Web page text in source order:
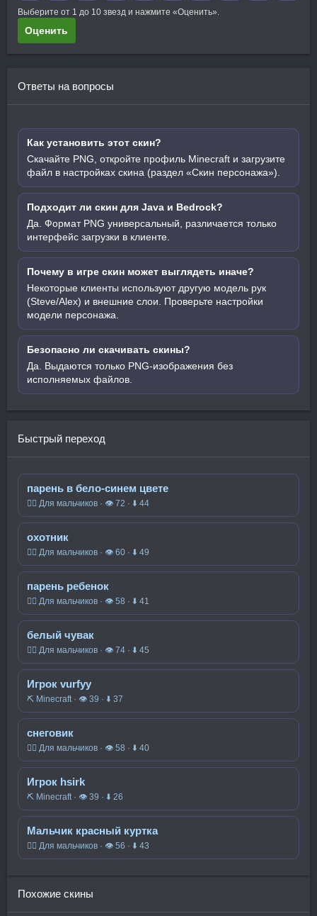
Выберите от 1 до 10 звезд и нажмите «Оценить».
Оценить
Ответы на вопросы
Как установить этот скин?
Скачайте PNG, откройте профиль Minecraft и загрузите
файл в настройках скина (раздел «Скин персонажа»).
Подходит ли скин для Java и Bedrock?
Да. Формат PNG универсальный, различается только
интерфейс загрузки в клиенте.
Почему в игре скин может выглядеть иначе?
Некоторые клиенты используют другую модель рук
(Steve/Alex) и внешние слои. Проверьте настройки
модели персонажа.
Безопасно ли скачивать скины?
Да. Выдаются только PNG-изображения без
исполняемых файлов.
Быстрый переход
парень в бело-синем цвете
🧍‍♂️ Для мальчиков · 👁 72 · ⬇ 44
охотник
🧍‍♂️ Для мальчиков · 👁 60 · ⬇ 49
парень ребенок
🧍‍♂️ Для мальчиков · 👁 58 · ⬇ 41
белый чувак
🧍‍♂️ Для мальчиков · 👁 74 · ⬇ 45
Игрок vurfyy
⛏️ Minecraft · 👁 39 · ⬇ 37
снеговик
🧍‍♂️ Для мальчиков · 👁 58 · ⬇ 40
Игрок hsirk
⛏️ Minecraft · 👁 39 · ⬇ 26
Мальчик красный куртка
🧍‍♂️ Для мальчиков · 👁 56 · ⬇ 43
Похожие скины